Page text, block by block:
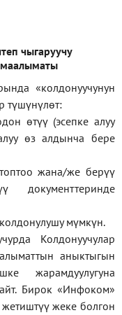
чыгаруучу
«колдонуучунун
түшүнүлөт:
өтүү (эсепке алуу
өз алдынча бере
жана/же берүү
мүмкүн.
Колдонуучулар
аныктыгын
жарамдуулугуна
Бирок «Инфоком»
жеке болгон